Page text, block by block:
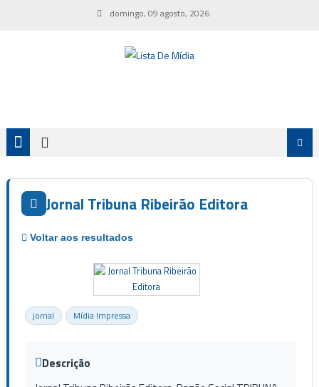
domingo, 09 agosto, 2026
Jornal Tribuna Ribeirão Editora
jornal Mídia Impressa
Descrição